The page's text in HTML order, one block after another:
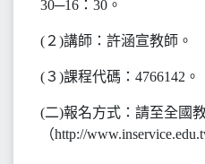
30─16：30。
(２)講師：許涵宣教師。
(３)課程代碼：4766142。
(二)報名方式：請至全國
（http://